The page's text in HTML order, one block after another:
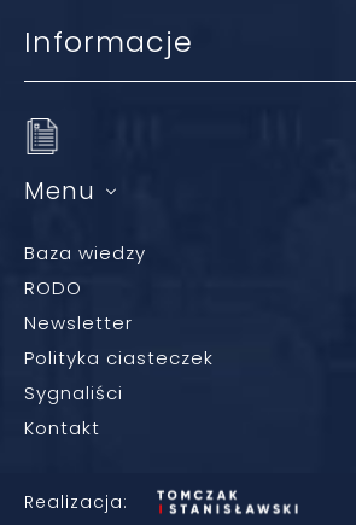
Informacje
Menu
Baza wiedzy
RODO
Newsletter
Polityka ciasteczek
Sygnaliści
Kontakt
Realizacja: